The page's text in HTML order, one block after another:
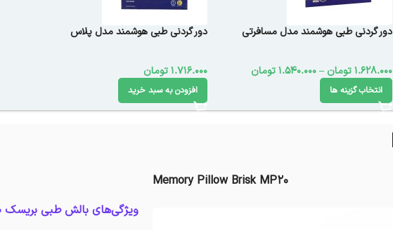
دور گردنی طبی هوشمند مدل مسافرتی
1.628.000 تومان –
1.540.000 تومان
انتخاب گزینه ها
دور گردنی طبی هوشمند مدل پلاس
1.716.000 تومان
افزودن به سبد خرید
Memory Pillow Brisk MP20
ویژگی‌های بالش طبی بریسک MP20: